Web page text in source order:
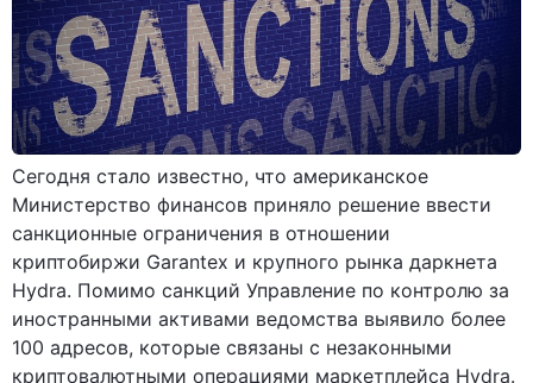
Сегодня стало известно, что американское
Министерство финансов приняло решение ввести
санкционные ограничения в отношении
криптобиржи Garantex и крупного рынка даркнета
Hydra. Помимо санкций Управление по контролю за
иностранными активами ведомства выявило более
100 адресов, которые связаны с незаконными
криптовалютными операциями маркетплейса Hydra.